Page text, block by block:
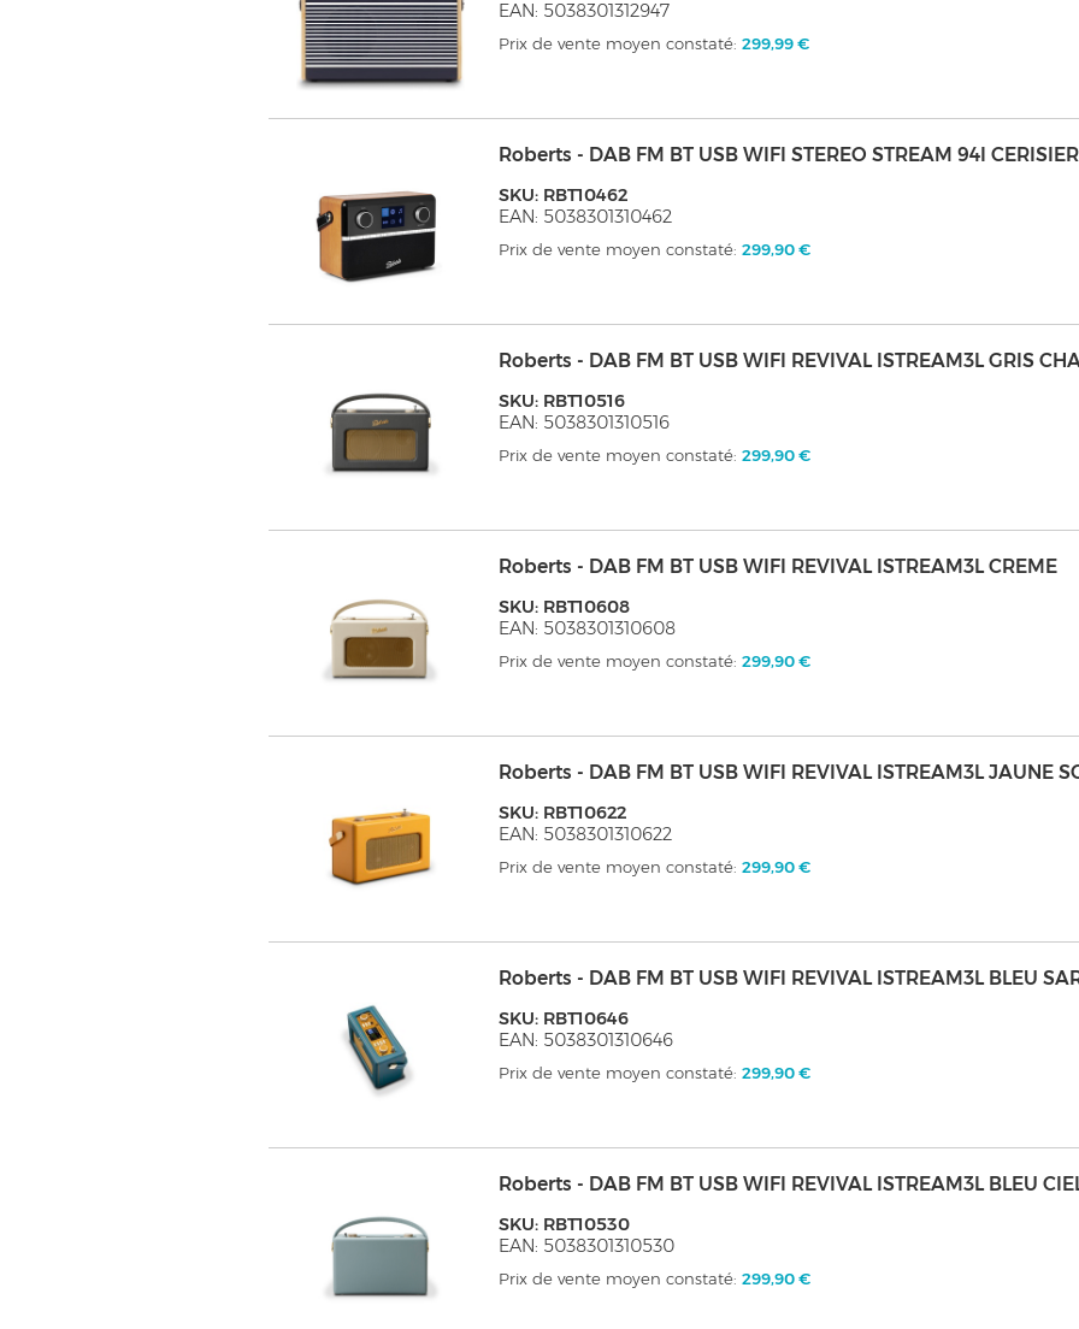
EAN: 5038301312947
Prix de vente moyen constaté:299,99 €
Roberts - DAB FM BT USB WIFI STEREO STREAM 94I CERISIER
SKU: RBT10462
EAN: 5038301310462
Prix de vente moyen constaté:299,90 €
Roberts - DAB FM BT USB WIFI REVIVAL ISTREAM3L GRIS
SKU: RBT10516
EAN: 5038301310516
Prix de vente moyen constaté:299,90 €
Roberts - DAB FM BT USB WIFI REVIVAL ISTREAM3L CREME
SKU: RBT10608
EAN: 5038301310608
Prix de vente moyen constaté:299,90 €
Roberts - DAB FM BT USB WIFI REVIVAL ISTREAM3L JAUNE
SKU: RBT10622
EAN: 5038301310622
Prix de vente moyen constaté:299,90 €
Roberts - DAB FM BT USB WIFI REVIVAL ISTREAM3L BLEU
SKU: RBT10646
EAN: 5038301310646
Prix de vente moyen constaté:299,90 €
Roberts - DAB FM BT USB WIFI REVIVAL ISTREAM3L BLEU
SKU: RBT10530
EAN: 5038301310530
Prix de vente moyen constaté:299,90 €